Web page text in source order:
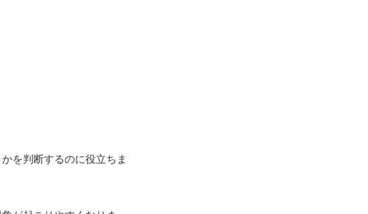
を判断するのに役立ちま